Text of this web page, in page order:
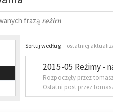
frazą reżim
Sortuj według ostatniej
2015-05 Reżimy -
Rozpoczęty przez
Ostatni post przez